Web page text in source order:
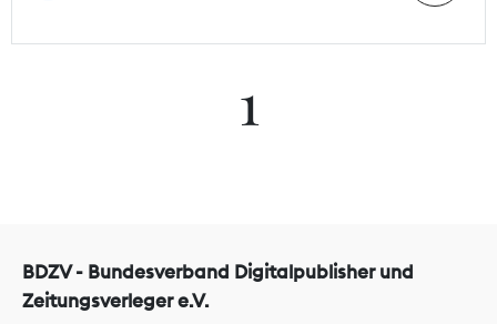
1
BDZV - Bundesverband Digitalpublisher und
Zeitungsverleger e.V.